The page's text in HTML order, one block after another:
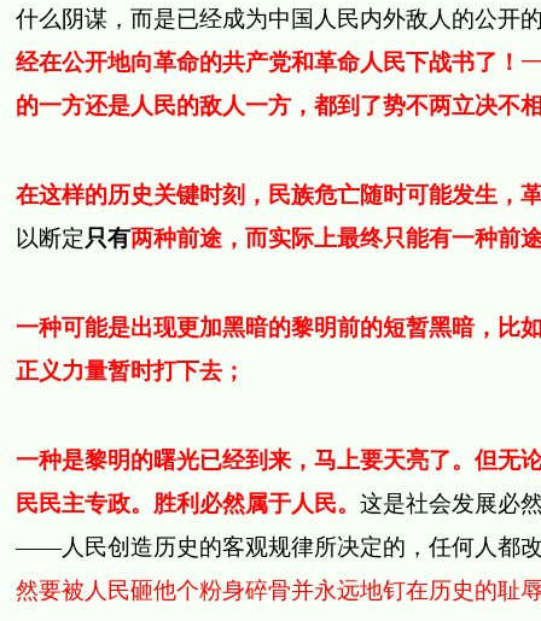
什么阴谋，而是已经成为中国人民内外敌人的公开
经在公开地向革命的共产党和革命人民下战书了！
的一方还是人民的敌人一方，都到了势不两立决不
在这样的历史关键时刻，民族危亡随时可能发生，
以断定只有两种前途，而实际上最终只能有一种前
一种可能是出现更加黑暗的黎明前的短暂黑暗，比
正义力量暂时打下去；
一种是黎明的曙光已经到来，马上要天亮了。但
民民主专政。胜利必然属于人民。 这是社会发展必
——人民创造历史的客观规律所决定的，任何人都
然要被人民砸他个粉身碎骨并永远地钉在历史的耻